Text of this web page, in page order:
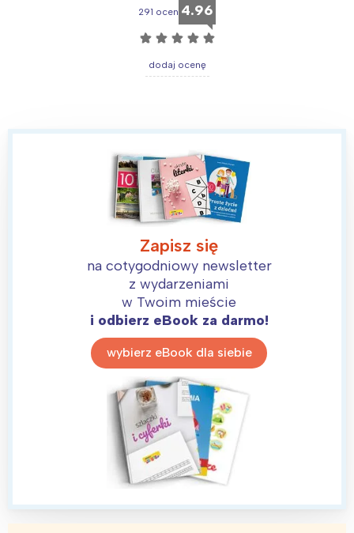
291 ocen 4.96
☆ ☆ ☆ ☆ ☆
dodaj ocenę
Zapisz się
na cotygodniowy newsletter
z wydarzeniami
w Twoim mieście
i odbierz eBook za darmo!
wybierz eBook dla siebie